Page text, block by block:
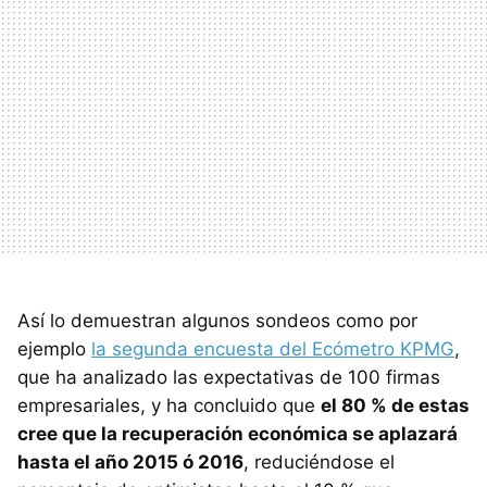
Así lo demuestran algunos sondeos como por
ejemplo la segunda encuesta del Ecómetro KPMG,
que ha analizado las expectativas de 100 firmas
empresariales, y ha concluido que el 80 % de estas
cree que la recuperación económica se aplazará
hasta el año 2015 ó 2016, reduciéndose el